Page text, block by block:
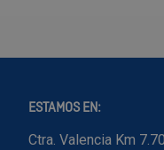
ESTAMOS EN:
Ctra. Valencia Km